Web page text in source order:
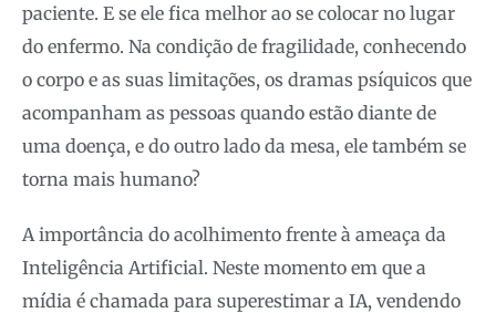
paciente. E se ele fica melhor ao se colocar no lugar
do enfermo. Na condição de fragilidade, conhecendo
o corpo e as suas limitações, os dramas psíquicos que
acompanham as pessoas quando estão diante de
uma doença, e do outro lado da mesa, ele também se
torna mais humano?
A importância do acolhimento frente à ameaça da
Inteligência Artificial. Neste momento em que a
mídia é chamada para superestimar a IA, vendendo